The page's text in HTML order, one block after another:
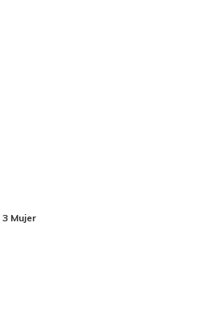
Mujer